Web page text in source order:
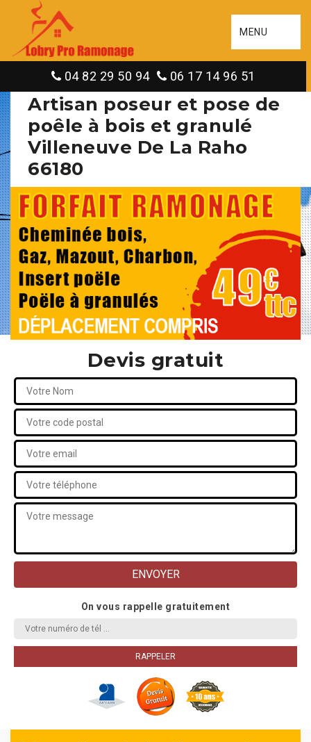
MENU
04 82 29 50 94 06 17 14 96 51
Artisan poseur et pose de
poêle à bois et granulé
Villeneuve De La Raho
66180
Devis gratuit
On vous rappelle gratuitement